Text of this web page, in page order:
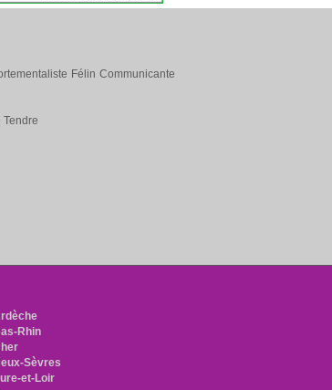
Félin Communicante
Tendre
Rhin
Sèvres
et-Loir